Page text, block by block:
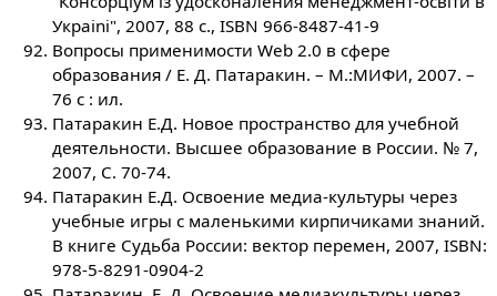
Украini", 2007, 88 с., ISBN 966-8487-41-9
Вопросы применимости Web 2.0 в сфере
образования / Е. Д. Патаракин. – М.:МИФИ, 2007. –
76 с : ил.
Патаракин Е.Д. Новое пространство для учебной
деятельности. Высшее образование в России. № 7,
2007, С. 70-74.
Патаракин Е.Д. Освоение медиа-культуры через
учебные игры с маленькими кирпичиками знаний.
В книге Судьба России: вектор перемен, 2007, ISBN:
978-5-8291-0904-2